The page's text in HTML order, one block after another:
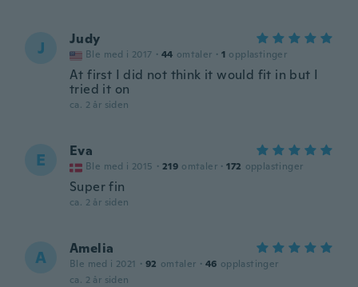
J Judy
Ble med i 2017 · 44 omtaler · 1 opplastinger
At first I did not think it would fit in but I
tried it on
ca. 2 år siden
E Eva
Ble med i 2015 · 219 omtaler · 172 opplastinger
Super fin
ca. 2 år siden
A Amelia
Ble med i 2021 · 92 omtaler · 46 opplastinger
ca. 2 år siden